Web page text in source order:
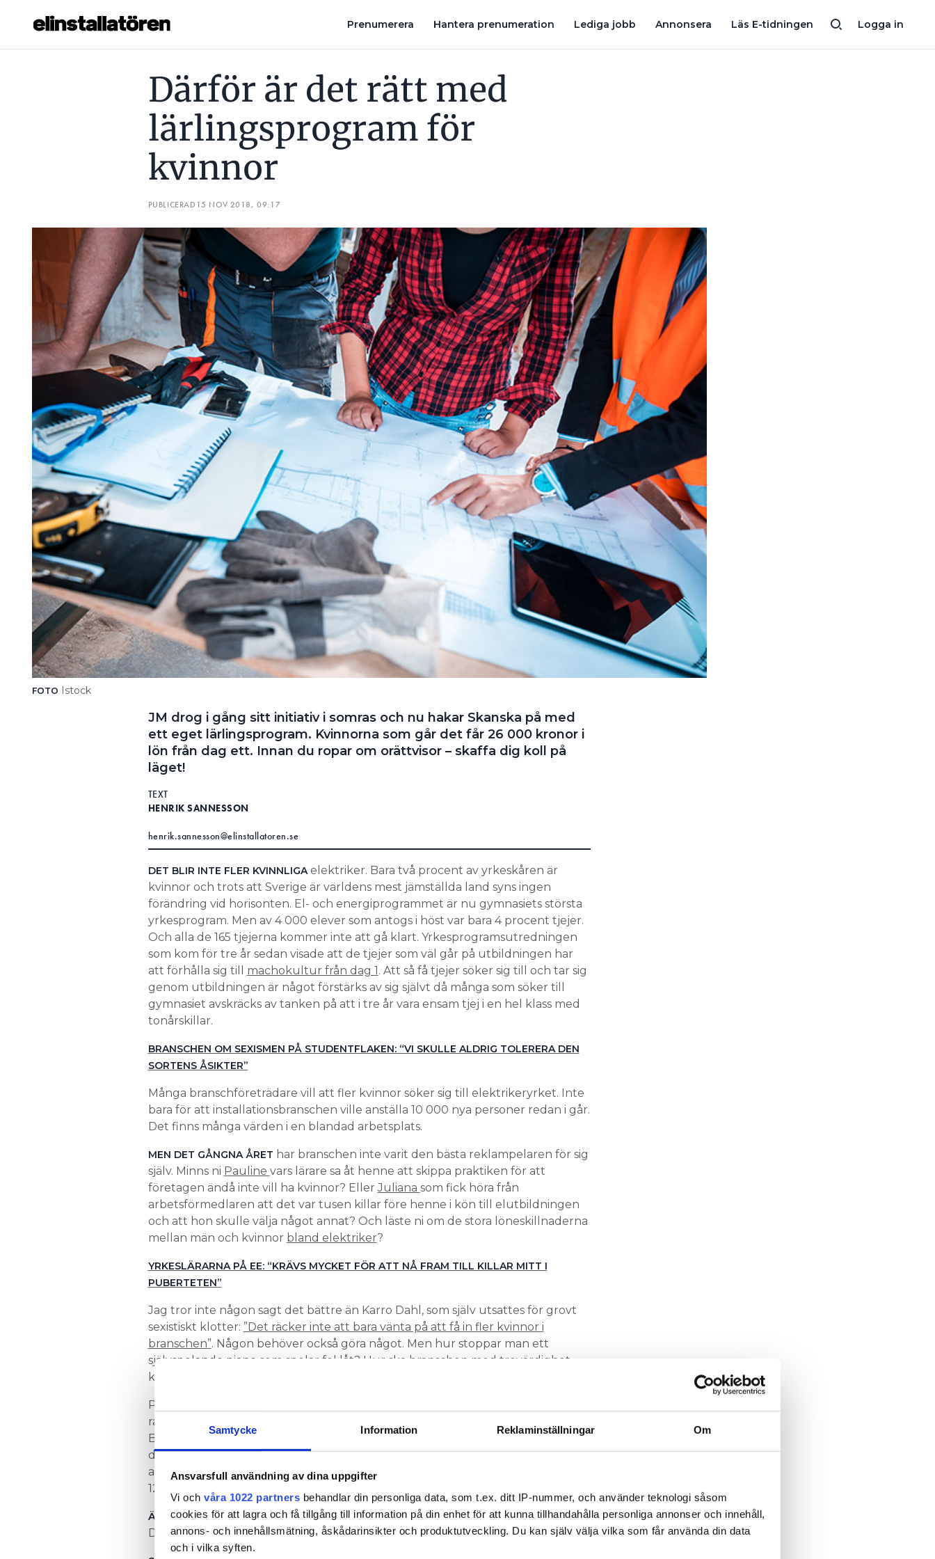
Samtycke Information Reklaminställningar Om
Ansvarsfull användning av dina uppgifter
Vi och våra 1022 partners behandlar din personliga data, som t.ex. ditt IP-nummer, och använder teknologi såsom
cookies för att lagra och få tillgång till information på din enhet för att kunna tillhandahålla personliga annonser och innehåll,
annons- och innehållsmätning, åskådarinsikter och produktutveckling. Du kan själv välja vilka som får använda din data
och i vilka syften.
Logga in
Prenumerera Hantera prenumeration Lediga jobb Annonsera Läs E-tidningen
Hantera prenumeration
Läs E-tidningen
Om tidningen
Kontakt
Personuppgifter
Search for:
Därför är det rätt med
lärlingsprogram för
kvinnor
PUBLICERAD 15 NOV 2018, 09:17
FOTO Istock
JM drog i gång sitt initiativ i somras och nu hakar Skanska på med
ett eget lärlingsprogram. Kvinnorna som går det får 26 000 kronor i
lön från dag ett. Innan du ropar om orättvisor – skaffa dig koll på
läget!
TEXT
HENRIK SANNESSON
henrik.sannesson@elinstallatoren.se
DET BLIR INTE FLER KVINNLIGAelektriker. Bara två procent av yrkeskåren är
kvinnor och trots att Sverige är världens mest jämställda land syns ingen
förändring vid horisonten. El- och energiprogrammet är nu gymnasiets största
yrkesprogram. Men av 4 000 elever som antogs i höst var bara 4 procent tjejer.
Och alla de 165 tjejerna kommer inte att gå klart. Yrkesprogramsutredningen
som kom för tre år sedan visade att de tjejer som väl går på utbildningen har
att förhålla sig till machokultur från dag 1. Att så få tjejer söker sig till och tar sig
genom utbildningen är något förstärks av sig självt då många som söker till
gymnasiet avskräcks av tanken på att i tre år vara ensam tjej i en hel klass med
tonårskillar.
BRANSCHEN OM SEXISMEN PÅ STUDENTFLAKEN: “VI SKULLE ALDRIG TOLERERA DEN
SORTENS ÅSIKTER”
Många branschföreträdare vill att fler kvinnor söker sig till elektrikeryrket. Inte
bara för att installationsbranschen ville anställa 10 000 nya personer redan i går.
Det finns många värden i en blandad arbetsplats.
MEN DET GÅNGNA ÅRET har branschen inte varit den bästa reklampelaren för sig
själv. Minns ni Pauline vars lärare sa åt henne att skippa praktiken för att
företagen ändå inte vill ha kvinnor? EllerJuliana som fick höra från
arbetsförmedlaren att det var tusen killar före henne i kön till elutbildningen
och att hon skulle välja något annat? Och läste ni om de stora löneskillnaderna
mellan män och kvinnor bland elektriker?
YRKESLÄRARNA PÅ EE: “KRÄVS MYCKET FÖR ATT NÅ FRAM TILL KILLAR MITT I
PUBERTETEN”
Jag tror inte någon sagt det bättre än Karro Dahl, som själv utsattes för grovt
sexistiskt klotter: ”Det räcker inte att bara vänta på att få in fler kvinnor i
branschen”. Någon behöver också göra något. Men hur stoppar man ett
självspelande piano som spelar fel låt? Hur ska branschen med trovärdighet
kunna säga att alla är välkomna när den är homogen?
På byggsidan har det senaste året startats tre olika lärlingsprogram för kvinnor
rapporterar tidningen
Bostad för ett år sedan och ska ge fler kvinnliga snickare. Byggföretaget JM
drog i somras i gång ett lärlingsprogram för kvinnor inom yrken inom bygg och
anläggning. Senast i raden är Skanska som i mars startar lärlingsutbildning för
12 kvinnor. Redan har de fått ett 40-tal sökande.
ÄN FINNS INGET LÄRLINGSPROGRAM specifikt för kvinnor som vill bli elektriker.
Det borde det göra.
DÄRFÖR ÄR DET RÄTT MED LÄRLINGSPROGRAM FÖR KVINNOR LÅT STUDENTFLAKEN VARA UTAN SEXISM I ÅR KVINNLIGA ELEKTRIKER – INGEN SJÄLVKLARHET “SÖKES: KVINNLIGA